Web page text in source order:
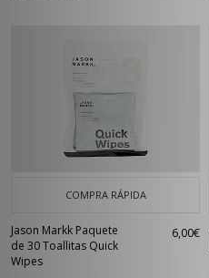
COMPRA RÁPIDA
Jason Markk Paquete
de 30 Toallitas Quick
Wipes
6,00€